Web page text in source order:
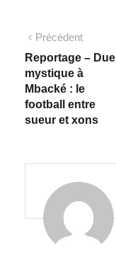
Précédent
Reportage – Duel
mystique à
Mbacké : le
football entre
sueur et xons